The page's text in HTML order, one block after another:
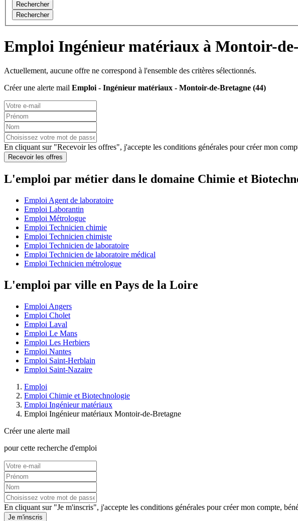
Rechercher
Rechercher
Emploi Ingénieur matériaux à Montoir-
Actuellement, aucune offre ne correspond à l'ensemble des critères sélectionnés.
Créer une alerte mail Emploi - Ingénieur matériaux - Montoir-de-Bretagne (44)
En cliquant sur "Recevoir les offres", j'accepte les conditions générales pour créer mon
Recevoir les offres
L'emploi par métier dans le domaine Chimie et
Emploi Agent de laboratoire
Emploi Laborantin
Emploi Métrologue
Emploi Technicien chimie
Emploi Technicien chimiste
Emploi Technicien de laboratoire
Emploi Technicien de laboratoire médical
Emploi Technicien métrologue
L'emploi par ville en Pays de la Loire
Emploi Angers
Emploi Cholet
Emploi Laval
Emploi Le Mans
Emploi Les Herbiers
Emploi Nantes
Emploi Saint-Herblain
Emploi Saint-Nazaire
Emploi
Emploi Chimie et Biotechnologie
Emploi Ingénieur matériaux
Emploi Ingénieur matériaux Montoir-de-Bretagne
Créer une alerte mail
pour cette recherche d'emploi
En cliquant sur "Je m'inscris", j'accepte les conditions générales pour créer mon compte,
Je m'inscris